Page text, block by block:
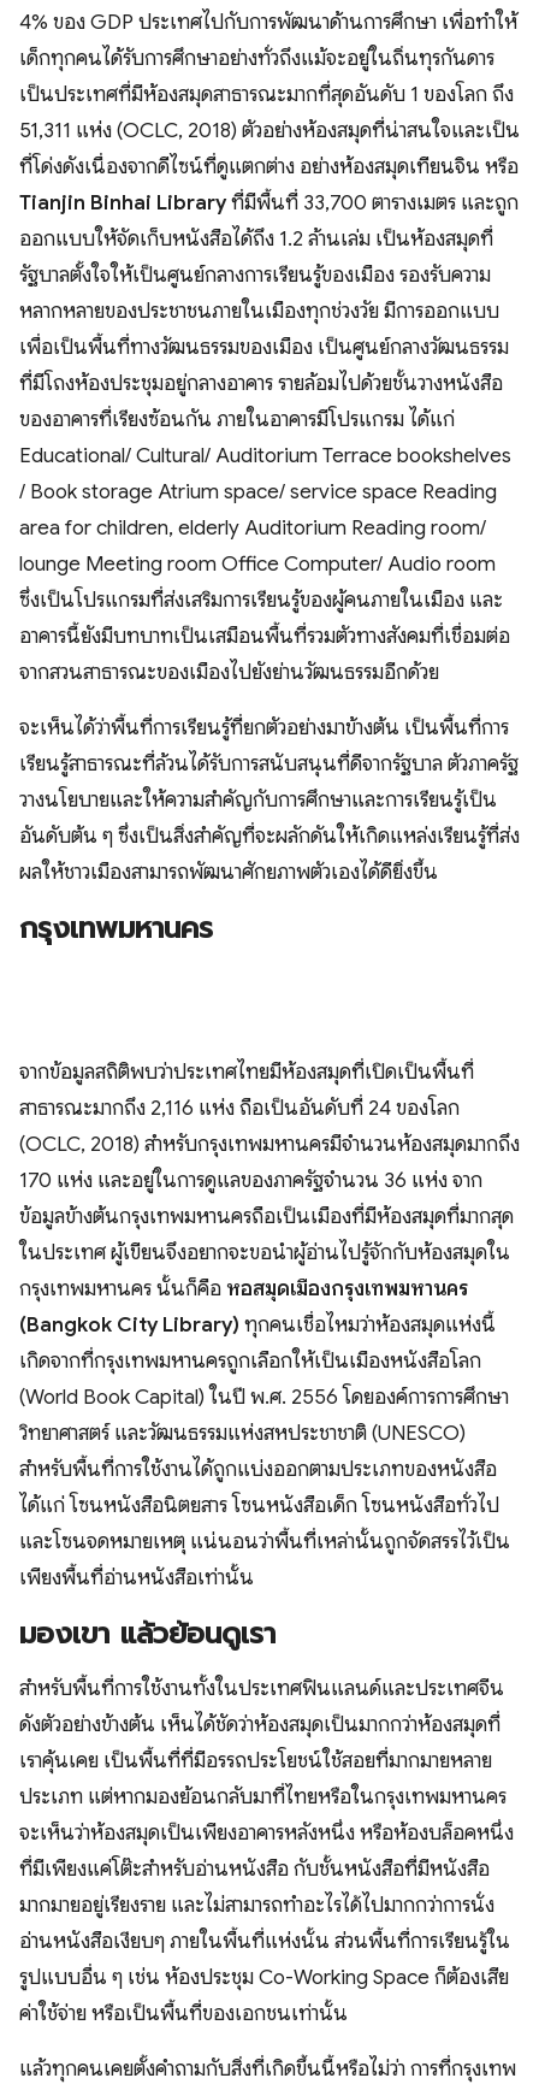
4% ของ GDP ประเทศไปกับการพัฒนาด้านการศึกษา เพื่อทำให้
เด็กทุกคนได้รับการศึกษาอย่างทั่วถึงแม้จะอยู่ในถิ่นทุรกันดาร
เป็นประเทศที่มีห้องสมุดสาธารณะมากที่สุดอันดับ 1 ของโลก ถึง
51,311 แห่ง (OCLC, 2018) ตัวอย่างห้องสมุดที่น่าสนใจและเป็น
ที่โด่งดังเนื่องจากดีไซน์ที่ดูแตกต่าง อย่างห้องสมุดเทียนจิน หรือ
Tianjin Binhai Libraryที่มีพื้นที่ 33,700 ตารางเมตร และถูก
ออกแบบให้จัดเก็บหนังสือได้ถึง 1.2 ล้านเล่ม เป็นห้องสมุดที่
รัฐบาลตั้งใจให้เป็นศูนย์กลางการเรียนรู้ของเมือง รองรับความ
หลากหลายของประชาชนภายในเมืองทุกช่วงวัย มีการออกแบบ
เพื่อเป็นพื้นที่ทางวัฒนธรรมของเมือง เป็นศูนย์กลางวัฒนธรรม
ที่มีโถงห้องประชุมอยู่กลางอาคาร รายล้อมไปด้วยชั้นวางหนังสือ
ของอาคารที่เรียงซ้อนกัน ภายในอาคารมีโปรแกรม ได้แก่
Educational/ Cultural/ Auditorium Terrace bookshelves
/ Book storage Atrium space/ service space Reading
area for children, elderly Auditorium Reading room/
lounge Meeting room Office Computer/ Audio room
ซึ่งเป็นโปรแกรมที่ส่งเสริมการเรียนรู้ของผู้คนภายในเมือง และ
อาคารนี้ยังมีบทบาทเป็นเสมือนพื้นที่รวมตัวทางสังคมที่เชื่อมต่อ
จากสวนสาธารณะของเมืองไปยังย่านวัฒนธรรมอีกด้วย
จะเห็นได้ว่าพื้นที่การเรียนรู้ที่ยกตัวอย่างมาข้างต้น เป็นพื้นที่การ
เรียนรู้สาธารณะที่ล้วนได้รับการสนับสนุนที่ดีจากรัฐบาล ตัวภาครัฐ
วางนโยบายและให้ความสำคัญกับการศึกษาและการเรียนรู้เป็น
อันดับต้น ๆ ซึ่งเป็นสิ่งสำคัญที่จะผลักดันให้เกิดแหล่งเรียนรู้ที่ส่ง
ผลให้ชาวเมืองสามารถพัฒนาศักยภาพตัวเองได้ดียิ่งขึ้น
กรุงเทพมหานคร
จากข้อมูลสถิติพบว่าประเทศไทยมีห้องสมุดที่เปิดเป็นพื้นที่
สาธารณะมากถึง 2,116 แห่ง ถือเป็นอันดับที่ 24 ของโลก
(OCLC, 2018) สำหรับกรุงเทพมหานครมีจำนวนห้องสมุดมากถึง
170 แห่ง และอยู่ในการดูแลของภาครัฐจำนวน 36 แห่ง จาก
ข้อมูลข้างต้นกรุงเทพมหานครถือเป็นเมืองที่มีห้องสมุดที่มากสุด
ในประเทศ ผู้เขียนจึงอยากจะขอนำผู้อ่านไปรู้จักกับห้องสมุดใน
กรุงเทพมหานคร นั้นก็คือ หอสมุดเมืองกรุงเทพมหานคร
(Bangkok City Library) ทุกคนเชื่อไหมว่าห้องสมุดแห่งนี้
เกิดจากที่กรุงเทพมหานครถูกเลือกให้เป็นเมืองหนังสือโลก
(World Book Capital) ในปี พ.ศ. 2556 โดยองค์การการศึกษา
วิทยาศาสตร์ และวัฒนธรรมแห่งสหประชาชาติ (UNESCO)
สำหรับพื้นที่การใช้งานได้ถูกแบ่งออกตามประเภทของหนังสือ
ได้แก่ โซนหนังสือนิตยสาร โซนหนังสือเด็ก โซนหนังสือทั่วไป
และโซนจดหมายเหตุ แน่นอนว่าพื้นที่เหล่านั้นถูกจัดสรรไว้เป็น
เพียงพื้นที่อ่านหนังสือเท่านั้น
มองเขา แล้วย้อนดูเรา
สำหรับพื้นที่การใช้งานทั้งในประเทศฟินแลนด์และประเทศจีน
ดังตัวอย่างข้างต้น เห็นได้ชัดว่าห้องสมุดเป็นมากกว่าห้องสมุดที่
เราคุ้นเคย เป็นพื้นที่ที่มีอรรถประโยชน์ใช้สอยที่มากมายหลาย
ประเภท แต่หากมองย้อนกลับมาที่ไทยหรือในกรุงเทพมหานคร
จะเห็นว่าห้องสมุดเป็นเพียงอาคารหลังหนึ่ง หรือห้องบล็อคหนึ่ง
ที่มีเพียงแค่โต๊ะสำหรับอ่านหนังสือ กับชั้นหนังสือที่มีหนังสือ
มากมายอยู่เรียงราย และไม่สามารถทำอะไรได้ไปมากกว่าการนั่ง
อ่านหนังสือเงียบๆ ภายในพื้นที่แห่งนั้น ส่วนพื้นที่การเรียนรู้ใน
รูปแบบอื่น ๆ เช่น ห้องประชุม Co-Working Space ก็ต้องเสีย
ค่าใช้จ่าย หรือเป็นพื้นที่ของเอกชนเท่านั้น
แล้วทุกคนเคยตั้งคำถามกับสิ่งที่เกิดขึ้นนี้หรือไม่ว่า การที่กรุงเทพ